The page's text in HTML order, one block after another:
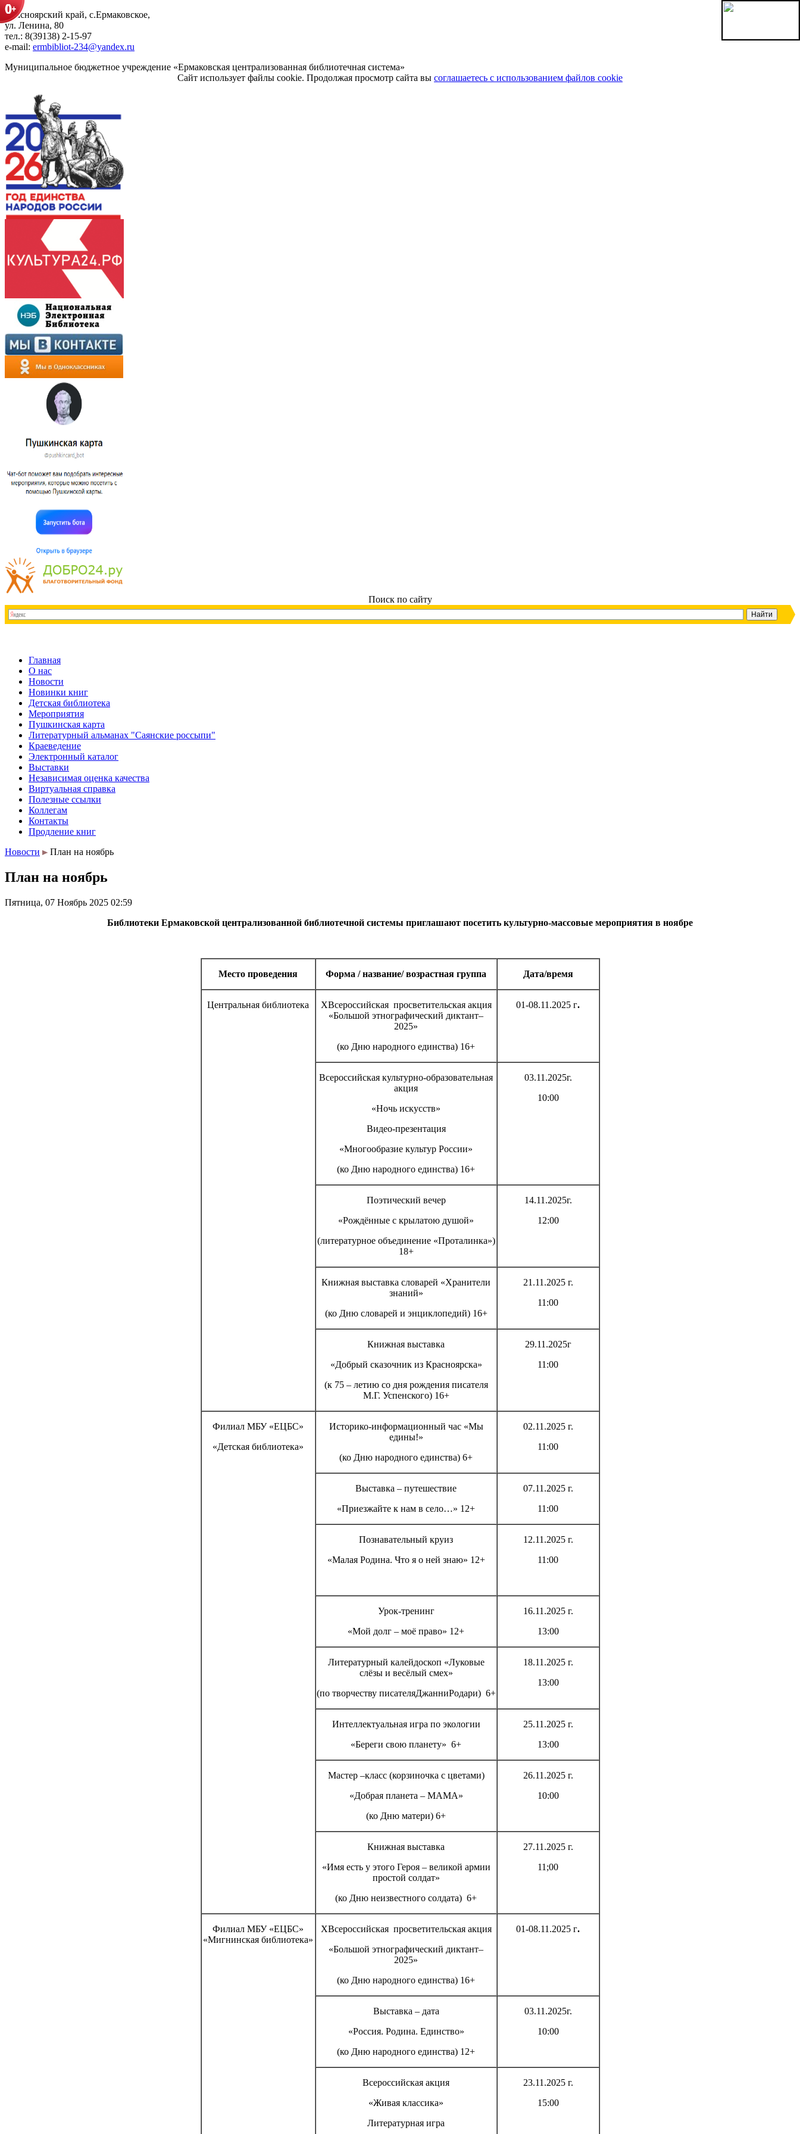
Красноярский край, с.Ермаковское,
ул. Ленина, 80
тел.: 8(39138) 2-15-97
e-mail: ermbibliot-234@yandex.ru
Муниципальное бюджетное учреждение «Ермаковская централизованная библиотечная система»
Сайт использует файлы cookie. Продолжая просмотр сайта вы соглашаетесь с использованием файлов cookie
Поиск по сайту
Главная
О нас
Новости
Новинки книг
Детская библиотека
Мероприятия
Пушкинская карта
Литературный альманах "Саянские россыпи"
Краеведение
Электронный каталог
Выставки
Независимая оценка качества
Виртуальная справка
Полезные ссылки
Коллегам
Контакты
Продление книг
Новости
План на ноябрь
План на ноябрь
Пятница, 07 Ноябрь 2025 02:59
Библиотеки Ермаковской централизованной библиотечной системы приглашают посетить культурно-массовые мероприятия в ноябре
Место проведения Форма / название/ возрастная группа Дата/время
Центральная библиотека
XВсероссийская просветительская акция
«Большой этнографический диктант–
2025»
(ко Дню народного единства) 16+
01-08.11.2025 г.
Всероссийская культурно-образовательная
акция
«Ночь искусств»
Видео-презентация
«Многообразие культур России»
(ко Дню народного единства) 16+
03.11.2025г.
10:00
Поэтический вечер
«Рождённые с крылатою душой»
(литературное объединение «Проталинка»)
18+
14.11.2025г.
12:00
Книжная выставка словарей «Хранители
знаний»
(ко Дню словарей и энциклопедий) 16+
21.11.2025 г.
11:00
Книжная выставка
«Добрый сказочник из Красноярска»
(к 75 – летию со дня рождения писателя
М.Г. Успенского) 16+
29.11.2025г
11:00
Филиал МБУ «ЕЦБС»
«Детская библиотека»
Историко-информационный час «Мы
едины!»
(ко Дню народного единства) 6+
02.11.2025 г.
11:00
Выставка – путешествие
«Приезжайте к нам в село…» 12+
07.11.2025 г.
11:00
Познавательный круиз
«Малая Родина. Что я о ней знаю» 12+
12.11.2025 г.
11:00
Урок-тренинг
«Мой долг – моё право» 12+
16.11.2025 г.
13:00
Литературный калейдоскоп «Луковые
слёзы и весёлый смех»
(по творчеству писателяДжанниРодари) 6+
18.11.2025 г.
13:00
Интеллектуальная игра по экологии
«Береги свою планету» 6+
25.11.2025 г.
13:00
Мастер –класс (корзиночка с цветами)
«Добрая планета – МАМА»
(ко Дню матери) 6+
26.11.2025 г.
10:00
Книжная выставка
«Имя есть у этого Героя – великой армии
простой солдат»
(ко Дню неизвестного солдата) 6+
27.11.2025 г.
11;00
Филиал МБУ «ЕЦБС»
«Мигнинская библиотека»
XВсероссийская просветительская акция
«Большой этнографический диктант–
2025»
(ко Дню народного единства) 16+
01-08.11.2025 г.
Выставка – дата
«Россия. Родина. Единство»
(ко Дню народного единства) 12+
03.11.2025г.
10:00
Всероссийская акция
«Живая классика»
Литературная игра
23.11.2025 г.
15:00